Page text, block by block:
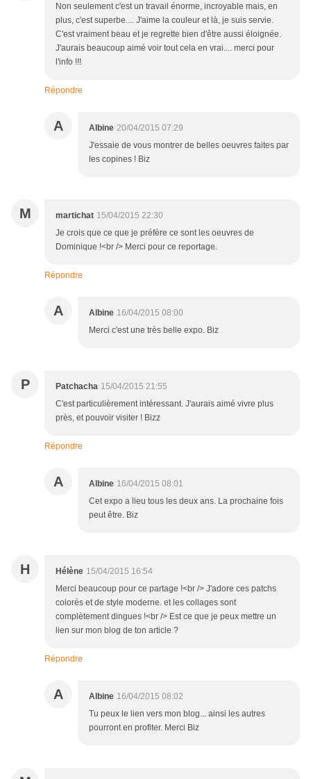
Non seulement c'est un travail énorme, incroyable mais, en
plus, c'est superbe.... J'aime la couleur et là, je suis servie.
C'est vraiment beau et je regrette bien d'être aussi éloignée.
J'aurais beaucoup aimé voir tout cela en vrai.... merci pour
l'info !!!
Répondre
A Albine 20/04/2015 07:29
J'essaie de vous montrer de belles oeuvres faites par
les copines ! Biz
M martichat 15/04/2015 22:30
Je crois que ce que je préfère ce sont les oeuvres de
Dominique !<br /> Merci pour ce reportage.
Répondre
A Albine 16/04/2015 08:00
Merci c'est une très belle expo. Biz
P Patchacha 15/04/2015 21:55
C'est particulièrement intéressant. J'aurais aimé vivre plus
près, et pouvoir visiter ! Bizz
Répondre
A Albine 16/04/2015 08:01
Cet expo a lieu tous les deux ans. La prochaine fois
peut être. Biz
H Hélène 15/04/2015 16:54
Merci beaucoup pour ce partage !<br /> J'adore ces patchs
colorés et de style moderne. et les collages sont
complètement dingues !<br /> Est ce que je peux mettre un
lien sur mon blog de ton article ?
Répondre
A Albine 16/04/2015 08:02
Tu peux le lien vers mon blog... ainsi les autres
pourront en profiter. Merci Biz